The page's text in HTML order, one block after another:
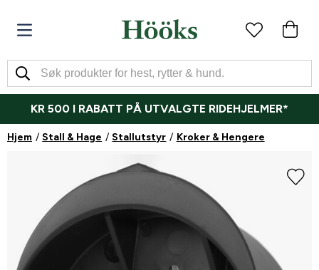
KR 500 I RABATT PÅ UTVALGTE RIDEHJELMER*
Hjem Stall & Hage Stallutstyr Kroker & Hengere